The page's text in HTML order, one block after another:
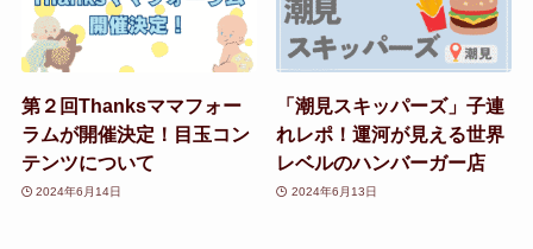
第２回Thanksママフォー
ラムが開催決定！目玉コン
テンツについて
2024年6月14日
「潮見スキッパーズ」子連
れレポ！運河が見える世界
レベルのハンバーガー店
2024年6月13日